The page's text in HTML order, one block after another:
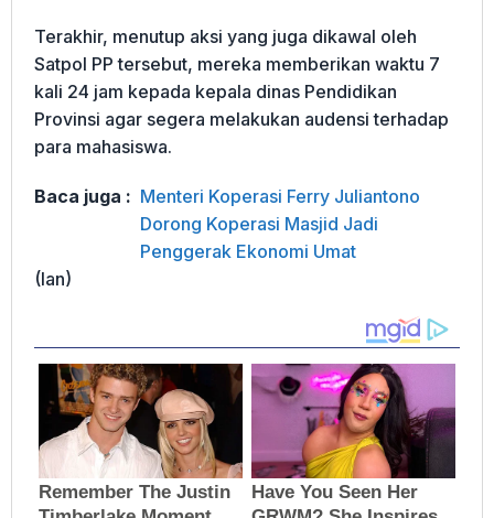
Terakhir, menutup aksi yang juga dikawal oleh
Satpol PP tersebut, mereka memberikan waktu 7
kali 24 jam kepada kepala dinas Pendidikan
Provinsi agar segera melakukan audensi terhadap
para mahasiswa.
Baca juga : Menteri Koperasi Ferry Juliantono
Dorong Koperasi Masjid Jadi
Penggerak Ekonomi Umat
(Ian)